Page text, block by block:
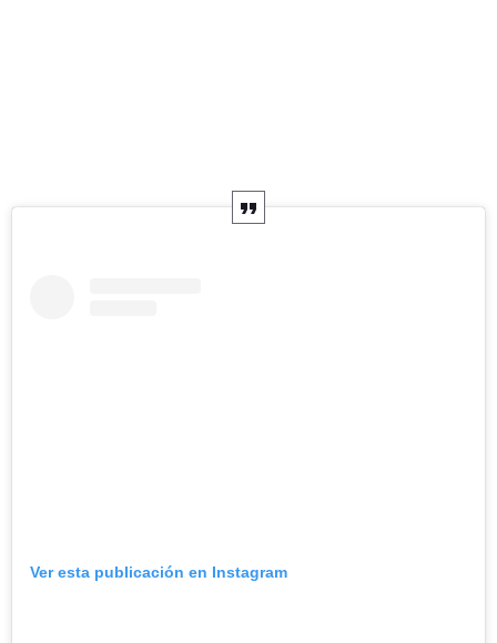
Ver esta publicación en Instagram